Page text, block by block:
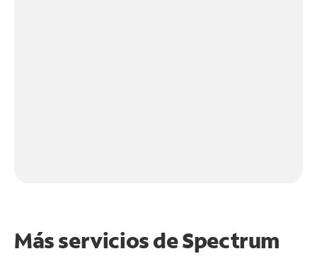
Más servicios de Spectrum